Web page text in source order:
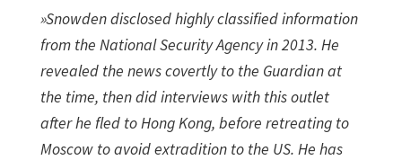
»Snowden disclosed highly classified information
from the National Security Agency in 2013. He
revealed the news covertly to the Guardian at
the time, then did interviews with this outlet
after he fled to Hong Kong, before retreating to
Moscow to avoid extradition to the US. He has